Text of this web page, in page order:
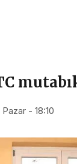
- 18:10